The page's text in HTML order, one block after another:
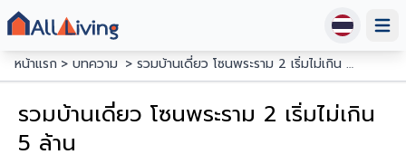
หน้าแรก
บทความ รวมบ้านเดี่ยว โซนพระราม 2 เริ่มไม่เกิน 5 ล้าน
รวมบ้านเดี่ยว โซนพระราม 2 เริ่มไม่เกิน
5 ล้าน
รวม 6 โครงการบ้านเดี่ยว และบ้านเดี่ยว 2 ชั้น โซนพระราม 2
ราคาเริ่มไม่เกิน 5 ล้านบาท อัปเดตล่าสุดปี 2569 โดย All